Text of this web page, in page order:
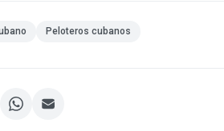
Peloteros cubanos